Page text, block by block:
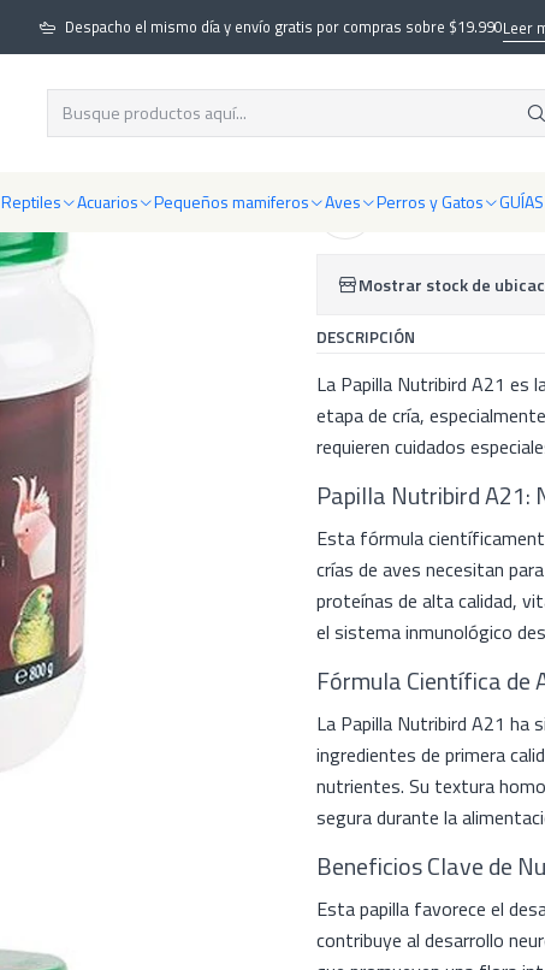
Reptiles Acuarios Pequeños mamiferos Aves Perros y Gatos GUÍAS
Despacho el mismo día y envío gratis por compras sobre $19.990Leer
Aves Alimentos y Suplementos para Aves Papilla Nutribird A21
Papilla
Agregar a la lista
Mostrar stock de
DESCRIPCIÓN
La Papilla Nutribird A21 es
etapa de cría,
requieren cuidados
Papilla Nutribird A21:
Esta fórmula
crías de aves necesitan
proteínas de alta calidad,
el sistema inmunológico
Fórmula Científica de
La Papilla Nutribird A21 ha
ingredientes de primera
nutrientes. Su textura
segura durante la
Beneficios Clave de
Esta papilla favorece el
contribuye al desarrollo